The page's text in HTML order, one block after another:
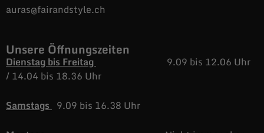
auras@fairandstyle.ch
Unsere Öffnungszeiten
Dienstag bis Freitag
9.09 bis 12.06 Uhr
/14.04 bis 18.36 Uhr
Samstags 9.09 bis 16.38 Uhr